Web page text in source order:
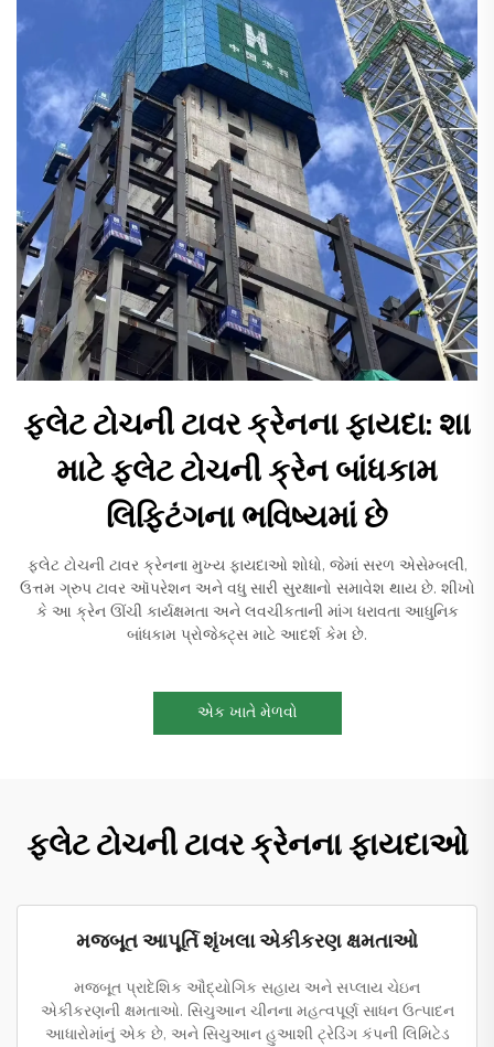
ફ્લેટ ટોચની ટાવર ક્રેનના ફાયદા: શા
માટે ફ્લેટ ટોચની ક્રેન બાંધકામ
લિફ્ટિંગના ભવિષ્યમાં છે
ફ્લેટ ટોચની ટાવર ક્રેનના મુખ્ય ફાયદાઓ શોધો, જેમાં સરળ એસેમ્બલી,
ઉત્તમ ગ્રુપ ટાવર ઑપરેશન અને વધુ સારી સુરક્ષાનો સમાવેશ થાય છે. શીખો
કે આ ક્રેન ઊંચી કાર્યક્ષમતા અને લવચીકતાની માંગ ધરાવતા આધુનિક
બાંધકામ પ્રોજેક્ટ્સ માટે આદર્શ કેમ છે.
એક ખાતે મેળવો
ફ્લેટ ટોચની ટાવર ક્રેનના ફાયદાઓ
મજબૂત આપૂર્તિ શૃંખલા એકીકરણ ક્ષમતાઓ
મજબૂત પ્રાદેશિક ઔદ્યોગિક સહાય અને સપ્લાય ચેઇન
એકીકરણની ક્ષમતાઓ. સિચુઆન ચીનના મહત્વપૂર્ણ સાધન ઉત્પાદન
આધારોમાંનું એક છે, અને સિચુઆન હુઆશી ટ્રેડિંગ કંપની લિમિટેડ